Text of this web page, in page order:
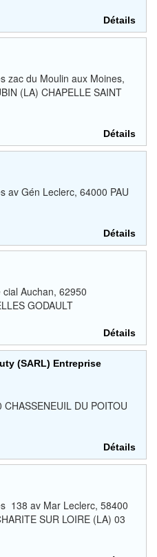
Détails
zac du Moulin aux Moines,
(LA) CHAPELLE SAINT
Détails
av Gén Leclerc, 64000 PAU
Détails
Auchan, 62950
GODAULT
Détails
(SARL) Entreprise
DU POITOU
Détails
138 av Mar Leclerc, 58400
SUR LOIRE (LA) 03